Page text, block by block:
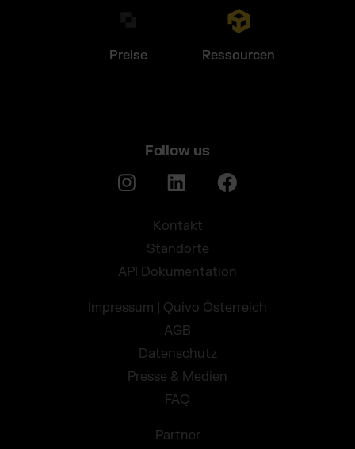
Preise Ressourcen
Follow us
Kontakt
Standorte
API Dokumentation
Impressum | Quivo Österreich
AGB
Datenschutz
Presse & Medien
FAQ
Partner